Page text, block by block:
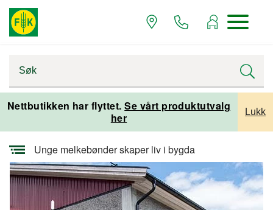
Nettbutikken har flyttet.Se vårt produktutvalg
her
Lukk
Startsiden
Alle artikler
Artikler Innendørsmekanisering
Unge melkebønder skaper liv i bygda